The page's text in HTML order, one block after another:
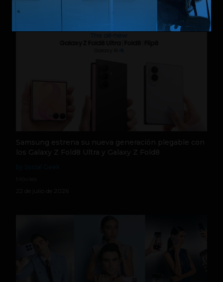
Samsung estrena su nueva generación plegable con
los Galaxy Z Fold8 Ultra y Galaxy Z Fold8
22 de julio de 2026